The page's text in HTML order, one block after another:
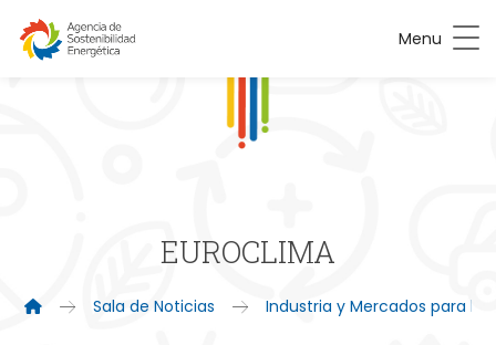
Menu
EUROCLIMA
Sala de Noticias Industria y Mercados para la